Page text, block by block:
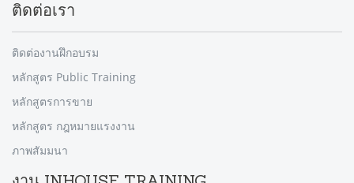
ติดต่อเรา
ติดต่องานฝึกอบรม
หลักสูตร Public Training
หลักสูตรการขาย
หลักสูตร กฎหมายแรงงาน
ภาพสัมมนา